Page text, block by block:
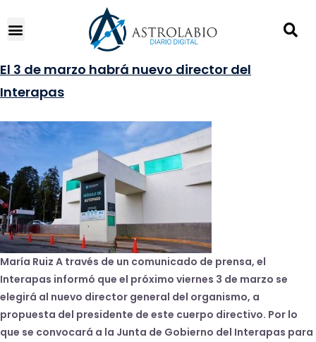
El 3 de marzo habrá nuevo director del
Interapas
María Ruiz A través de un comunicado de prensa, el
Interapas informó que el próximo viernes 3 de marzo se
elegirá al nuevo director general del organismo, a
propuesta del presidente de este cuerpo directivo. Por lo
que se convocará a la Junta de Gobierno del Interapas para